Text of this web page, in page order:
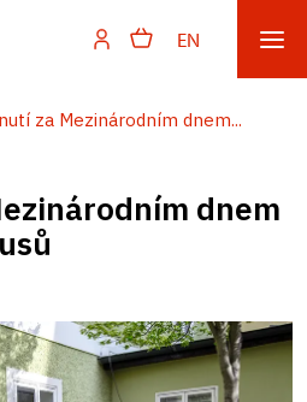
EN
za Mezinárodním dnem...
dnem